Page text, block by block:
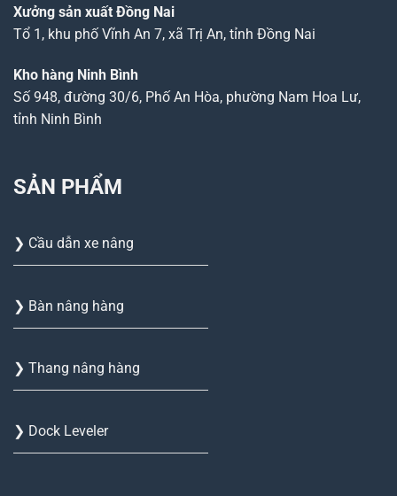
Xưởng sản xuất Đồng Nai
Tổ 1, khu phố Vĩnh An 7, xã Trị An, tỉnh Đồng Nai
Kho hàng Ninh Bình
Số 948, đường 30/6, Phố An Hòa, phường Nam Hoa Lư,
tỉnh Ninh Bình
SẢN PHẨM
❯ Cầu dẫn xe nâng
❯ Bàn nâng hàng
❯ Thang nâng hàng
❯ Dock Leveler